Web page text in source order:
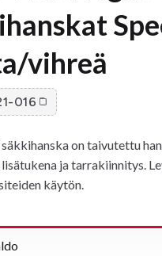
vihreä
016
on taivutettu
ja tarrakiinnitys.
käytön.